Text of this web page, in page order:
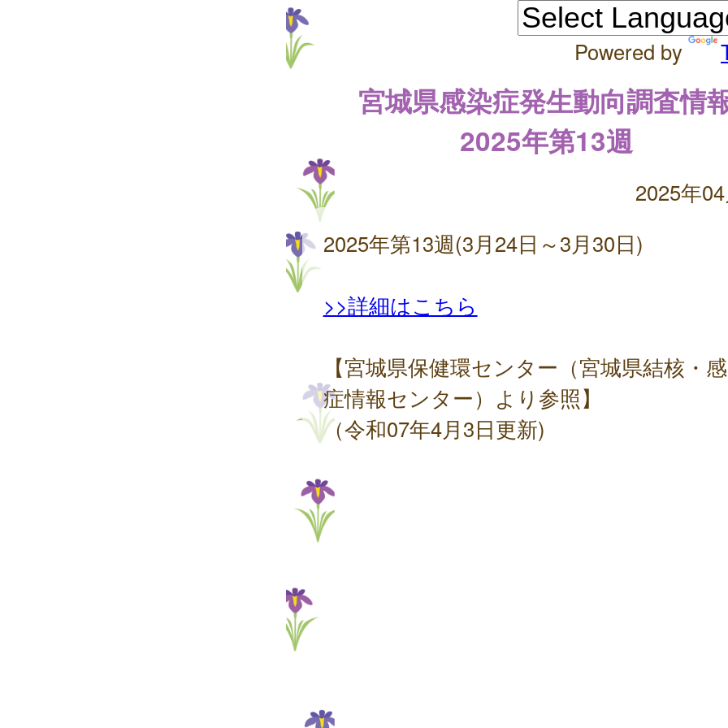
Powered by
宮城県感染症発生動向調査情
2025年第13週
2025年
2025年第13週(3月24日～3月30日)
>>詳細はこちら
【宮城県保健環センター（宮城県結核・
症情報センター）より参照】
（令和07年4月3日更新)